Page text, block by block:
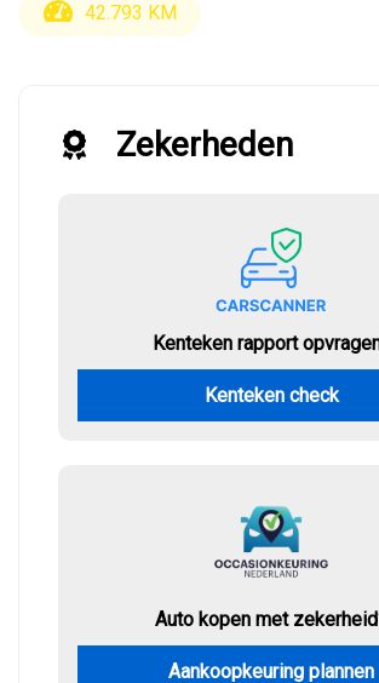
42.793 KM
Zekerheden
Kenteken rapport
Kenteken check
Auto kopen met
Aankoopkeuring plannen